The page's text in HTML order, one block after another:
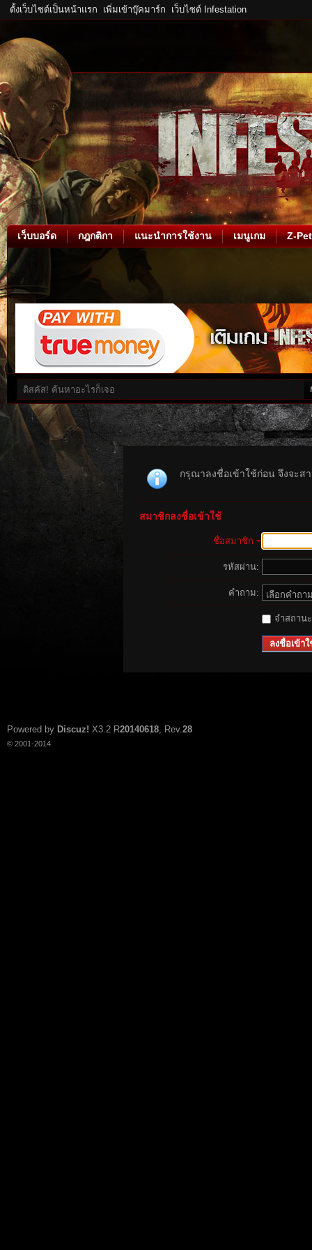
ตั้งเว็บไซต์เป็นหน้าแรก เพิ่มเข้าบุ๊คมาร์ก เว็บไซต์ Infestation
เว็บบอร์ด กฎกติกา แนะนำการใช้งาน เมนูเกม Z-Pet
กรุณาลงชื่อเข้าใช้ก่อน จึงจะส
สมาชิกลงชื่อเข้าใช้
ชื่อสมาชิก
รหัสผ่าน:
คำถาม:
จำสถาน
ลงชื่อเข้าใ
Powered by Discuz! X3.2 R20140618, Rev.28
© 2001-2014